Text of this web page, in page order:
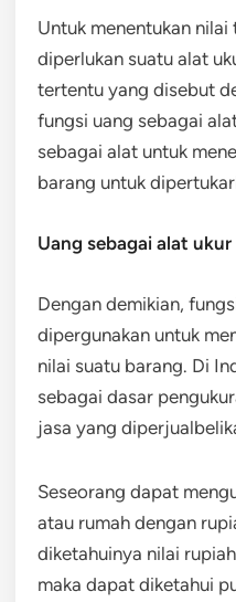
Untuk menentukan
diperlukan suatu alat
tertentu yang disebut
fungsi uang sebagai
sebagai alat untuk
barang untuk
Uang sebagai alat ukur
Dengan demikian,
dipergunakan untuk
nilai suatu barang. Di
sebagai dasar
jasa yang
Seseorang dapat
atau rumah dengan
diketahuinya nilai
maka dapat diketahui